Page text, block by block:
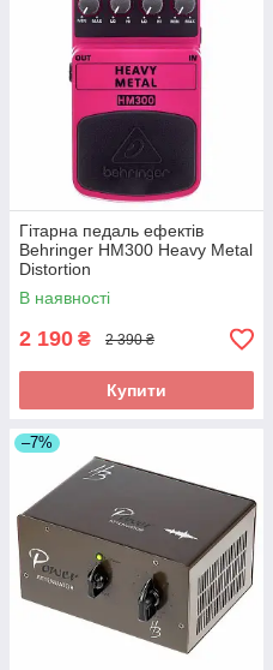
Гітарна педаль ефектів
Behringer HM300 Heavy Metal
Distortion
В наявності
2 190 ₴ 2 390 ₴
Купити
–7%